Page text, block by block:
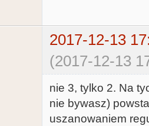
2017-12-13
(2017-12-13
nie 3, tylko 2. Na
nie bywasz)
uszanowaniem